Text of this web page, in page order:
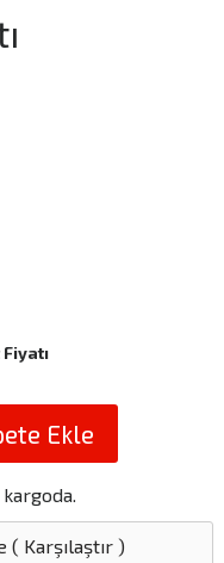
Ekle
( Karşılaştır)